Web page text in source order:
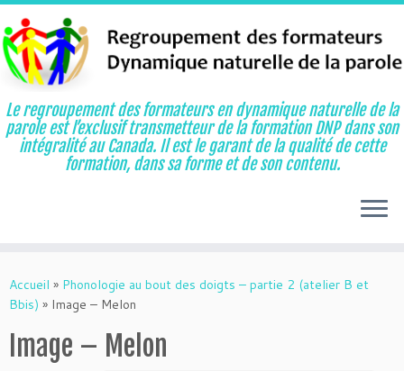
au
contenu
Le regroupement des formateurs en dynamique naturelle de la
parole est l’exclusif transmetteur de la formation DNP dans son
intégralité au Canada. Il est le garant de la qualité de cette
formation, dans sa forme et de son contenu.
Accueil » Phonologie au bout des doigts – partie 2 (atelier B et
Bbis) » Image – Melon
Image – Melon